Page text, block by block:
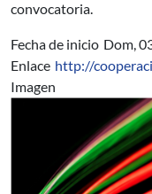
convocatoria.
Fecha de inicio Dom,
Enlace http://
Imagen